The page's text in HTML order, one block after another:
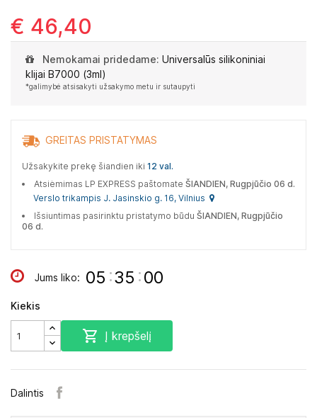
€ 46,40
Nemokamai pridedame: Universalūs silikoniniai
klijai B7000 (3ml)
*galimybė atsisakyti užsakymo metu ir sutaupyti
GREITAS PRISTATYMAS
Užsakykite prekę šiandien iki 12 val.
Atsiėmimas LP EXPRESS paštomate ŠIANDIEN, Rugpjūčio 06 d.
Verslo trikampis J. Jasinskio g. 16, Vilnius
Išsiuntimas pasirinktu pristatymo būdu ŠIANDIEN, Rugpjūčio
06 d.
Jums liko: 05 :34 :59
Kiekis
 Į krepšelį
Dalintis